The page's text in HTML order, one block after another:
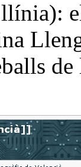
llínia):